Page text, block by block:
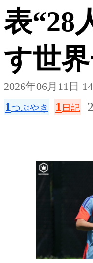
表“28
す世
2026年06月11日
1つぶやき 1 日記 2